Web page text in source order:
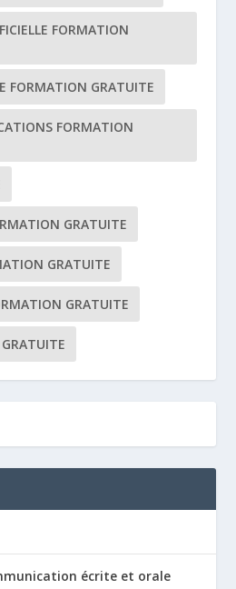
FORMATION
FORMATION GRATUITE
FORMATION
GRATUITE
GRATUITE
GRATUITE
écrite et orale